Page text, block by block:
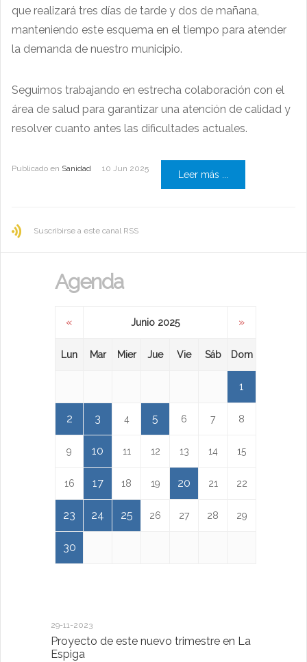
que realizará tres días de tarde y dos de mañana,
manteniendo este esquema en el tiempo para atender
la demanda de nuestro municipio.
Seguimos trabajando en estrecha colaboración con el
área de salud para garantizar una atención de calidad y
resolver cuanto antes las dificultades actuales.
Publicado en Sanidad 10 Jun 2025
Leer más ...
Suscribirse a este canal RSS
Agenda
« Junio 2025 »
Lun Mar Mier Jue Vie Sáb Dom
1
2 3 4 5 6 7 8
9 10 11 12 13 14 15
16 17 18 19 20 21 22
23 24 25 26 27 28 29
30
29-11-2023
Proyecto de este nuevo trimestre en La
Espiga